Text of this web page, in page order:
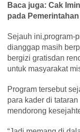
Baca juga: Cak
pada
Sejauh ini,program-
dianggap masih
bergizi gratisdan
untuk masyarakat
Program tersebut
para kader di
mendorong